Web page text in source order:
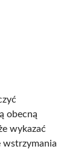
obecną
wykazać
wstrzymania